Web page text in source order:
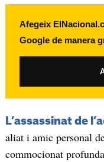
Afegeix
Google de manera
L’assassinat de
aliat i amic personal
commocionat